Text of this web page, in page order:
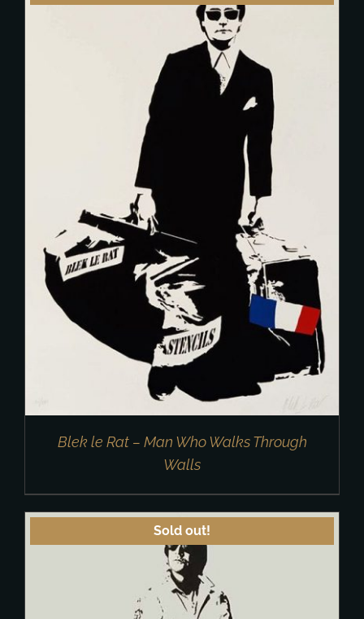
Blek le Rat – Man Who Walks Through
Walls
Sold out!